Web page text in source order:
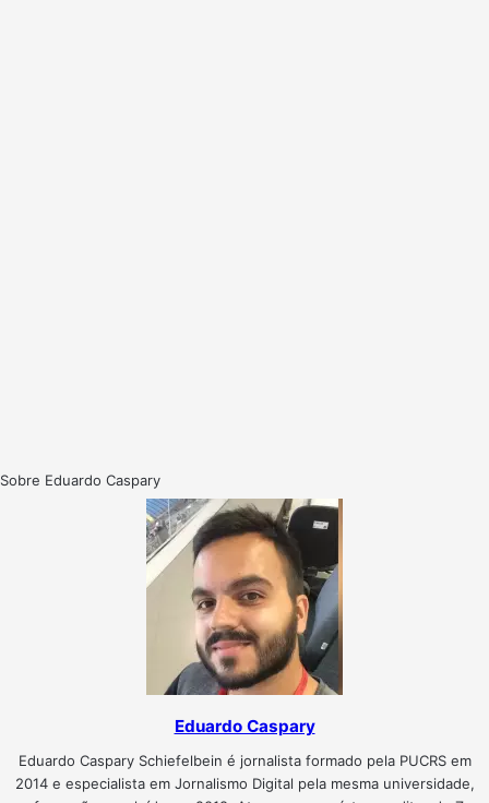
Sobre Eduardo Caspary
Eduardo Caspary
Eduardo Caspary Schiefelbein é jornalista formado pela PUCRS em
2014 e especialista em Jornalismo Digital pela mesma universidade,